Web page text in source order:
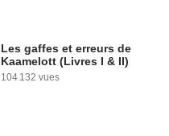
Les gaffes et erreurs de
Kaamelott (Livres I & II)
104 132 vues